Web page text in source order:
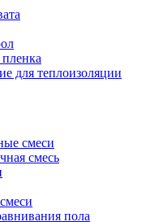
для теплоизоляции
смеси
смесь
пола